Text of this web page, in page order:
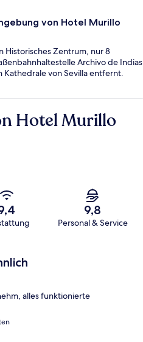
von Hotel Murillo
Historisches Zentrum, nur 8
Archivo de Indias
Kathedrale von Sevilla entfernt.
Hotel Murillo
9,8
Personal & Service
alles funktionierte